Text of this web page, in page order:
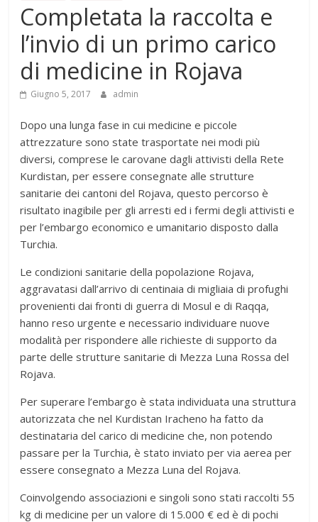
Completata la raccolta e
l’invio di un primo carico
di medicine in Rojava
Giugno 5, 2017 admin
Dopo una lunga fase in cui medicine e piccole
attrezzature sono state trasportate nei modi più
diversi, comprese le carovane dagli attivisti della Rete
Kurdistan, per essere consegnate alle strutture
sanitarie dei cantoni del Rojava, questo percorso è
risultato inagibile per gli arresti ed i fermi degli attivisti e
per l’embargo economico e umanitario disposto dalla
Turchia.
Le condizioni sanitarie della popolazione Rojava,
aggravatasi dall’arrivo di centinaia di migliaia di profughi
provenienti dai fronti di guerra di Mosul e di Raqqa,
hanno reso urgente e necessario individuare nuove
modalità per rispondere alle richieste di supporto da
parte delle strutture sanitarie di Mezza Luna Rossa del
Rojava.
Per superare l’embargo è stata individuata una struttura
autorizzata che nel Kurdistan Iracheno ha fatto da
destinataria del carico di medicine che, non potendo
passare per la Turchia, è stato inviato per via aerea per
essere consegnato a Mezza Luna del Rojava.
Coinvolgendo associazioni e singoli sono stati raccolti 55
kg di medicine per un valore di 15.000 € ed è di pochi